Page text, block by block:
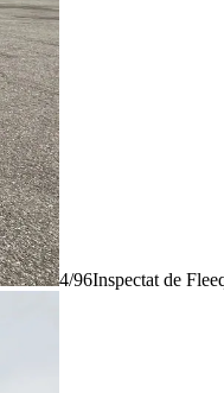
4/96Inspectat de